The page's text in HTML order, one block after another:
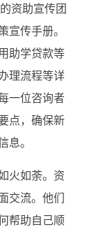
资助宣传团
宣传手册。
助学贷款等
理流程等详
一位咨询者
点，确保新
息。
火如荼。资
交流。他们
帮助自己顺